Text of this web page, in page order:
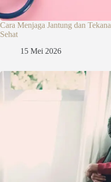
Cara Menjaga Jantung dan
Sehat
15 Mei 2026